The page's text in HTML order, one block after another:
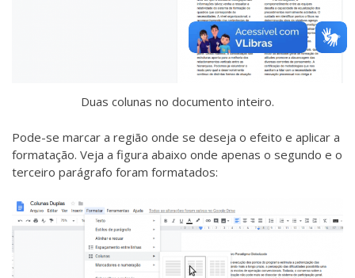
Duas colunas no documento inteiro.
Pode-se marcar a região onde se deseja o efeito e aplicar a
formatação. Veja a figura abaixo onde apenas o segundo e o
terceiro parágrafo foram formatados: